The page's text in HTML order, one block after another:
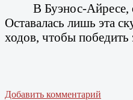
В Буэнос-Айресе,
Оставалась лишь эта
ходов, чтобы победить
Добавить комментарий